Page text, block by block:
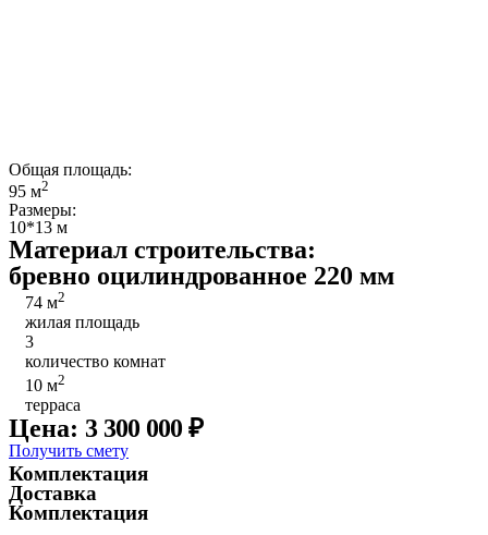
Общая площадь:
95 м2
Размеры:
10*13 м
Материал строительства:
бревно оцилиндрованное 220 мм
74 м2
жилая площадь
3
количество комнат
10 м2
терраса
Цена: 3 300 000 ₽
Получить смету
Комплектация
Доставка
Комплектация